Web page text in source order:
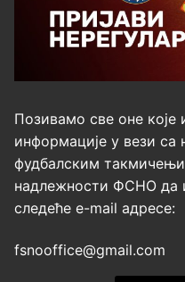
Позивамо све оне које
информације у вези са
фудбалским
надлежности ФСНО да
следеће е-mail адресе:
fsnooffice@gmail.com